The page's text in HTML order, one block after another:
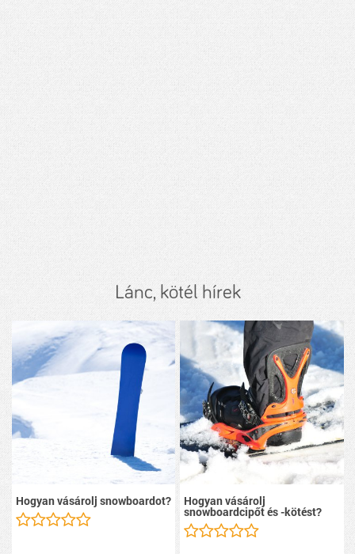
Lánc, kötél hírek
Hogyan vásárolj snowboardot? Hogyan vásárolj
snowboardcipőt és -kötést?